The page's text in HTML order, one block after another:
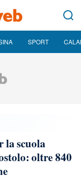
SPORT
la scuola
oltre 840